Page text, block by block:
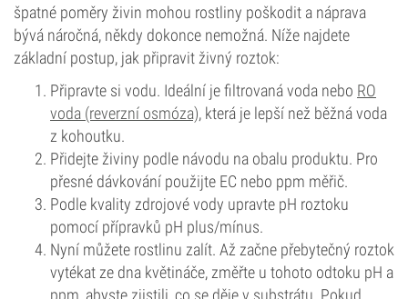
špatné poměry živin mohou rostliny poškodit a náprava
bývá náročná, někdy dokonce nemožná. Níže najdete
základní postup, jak připravit živný roztok:
Připravte si vodu. Ideální je filtrovaná voda nebo RO
voda (reverzní osmóza), která je lepší než běžná voda
z kohoutku.
Přidejte živiny podle návodu na obalu produktu. Pro
přesné dávkování použijte EC nebo ppm měřič.
Podle kvality zdrojové vody upravte pH roztoku
pomocí přípravků pH plus/mínus.
Nyní můžete rostlinu zalít. Až začne přebytečný roztok
vytékat ze dna květináče, změřte u tohoto odtoku pH a
ppm, abyste zjistili, co se děje v substrátu. Pokud